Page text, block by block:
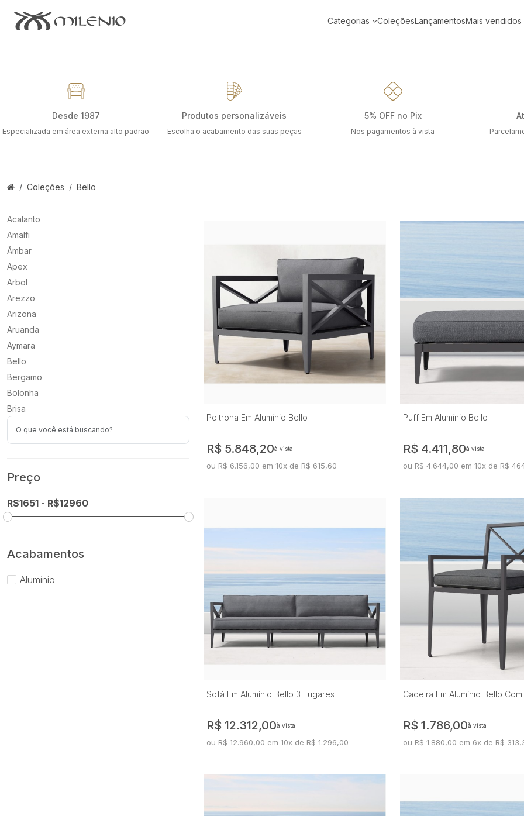
Categorias ColeçõesLançamentosMais vendidos
Desde 1987
Especializada em área externa alto padrão
Produtos personalizáveis
Escolha o acabamento das suas peças
5% OFF no Pix
Nos pagamentos à vista
Coleções Bello
Acalanto
Amalfi
Âmbar
Apex
Arbol
Arezzo
Arizona
Aruanda
Aymara
Bello
Bergamo
Bolonha
Brisa
Campestre
Cartier
Dora
Elegance
Ferretti
Géa
Preço
Acabamentos
Alumínio
Poltrona Em Alumínio Bello
R$ 5.848,20à vista
ou R$ 6.156,00 em 10x de R$ 615,60
Puff Em Alumínio Bello
R$ 4.411,80à vista
ou R$ 4.644,00 em 10x de R$
Sofá Em Alumínio Bello 3 Lugares
R$ 12.312,00à vista
ou R$ 12.960,00 em 10x de R$ 1.296,00
Cadeira Em Alumínio Bello
R$ 1.786,00à vista
ou R$ 1.880,00 em 6x de R$